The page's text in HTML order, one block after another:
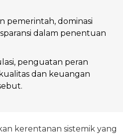
pemerintah, dominasi
dalam penentuan
penguatan peran
dan keuangan
kerentanan sistemik yang